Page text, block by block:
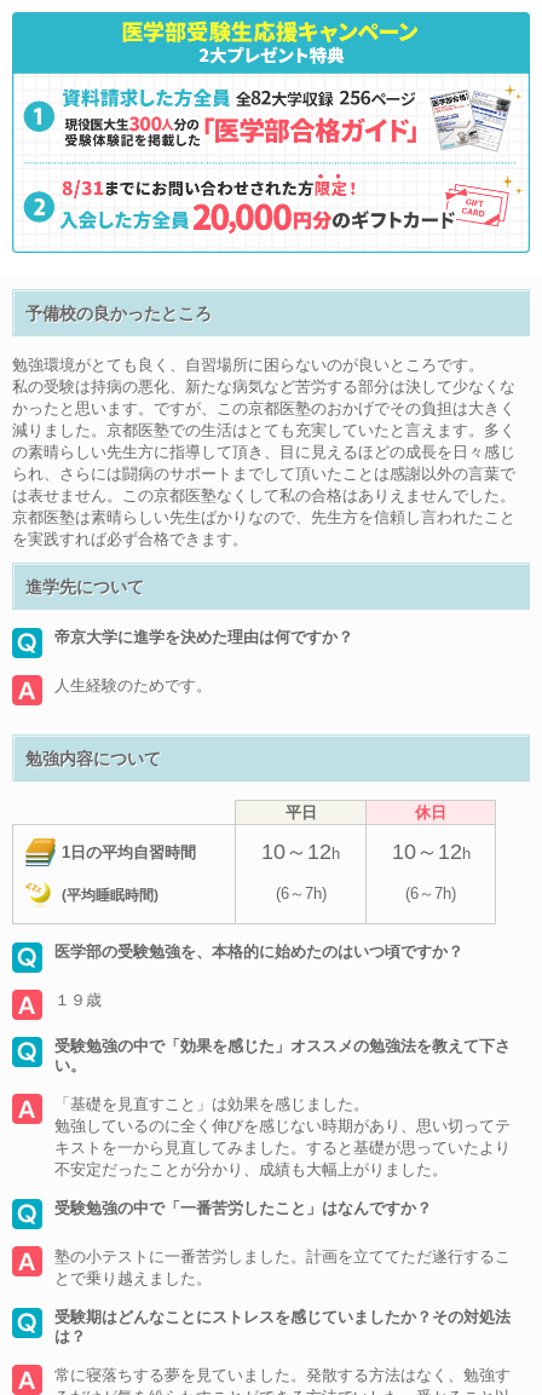
予備校の良かったところ
勉強環境がとても良く、自習場所に困らないのが良いところです。
私の受験は持病の悪化、新たな病気など苦労する部分は決して少なくな
かったと思います。ですが、この京都医塾のおかげでその負担は大きく
減りました。京都医塾での生活はとても充実していたと言えます。多く
の素晴らしい先生方に指導して頂き、目に見えるほどの成長を日々感じ
られ、さらには闘病のサポートまでして頂いたことは感謝以外の言葉で
は表せません。この京都医塾なくして私の合格はありえませんでした。
京都医塾は素晴らしい先生ばかりなので、先生方を信頼し言われたこと
を実践すれば必ず合格できます。
進学先について
帝京大学に進学を決めた理由は何ですか？
人生経験のためです。
勉強内容について
平日 休日
1日の平均自習時間 10～12 h 10～12 h
(平均睡眠時間) (6～7h) (6～7h)
医学部の受験勉強を、本格的に始めたのはいつ頃ですか？
１９歳
受験勉強の中で「効果を感じた」オススメの勉強法を教えて下さ
い。
「基礎を見直すこと」は効果を感じました。
勉強しているのに全く伸びを感じない時期があり、思い切ってテ
キストを一から見直してみました。すると基礎が思っていたより
不安定だったことが分かり、成績も大幅上がりました。
受験勉強の中で「一番苦労したこと」はなんですか？
塾の小テストに一番苦労しました。計画を立ててただ遂行するこ
とで乗り越えました。
受験期はどんなことにストレスを感じていましたか？その対処法
は？
常に寝落ちする夢を見ていました。発散する方法はなく、勉強す